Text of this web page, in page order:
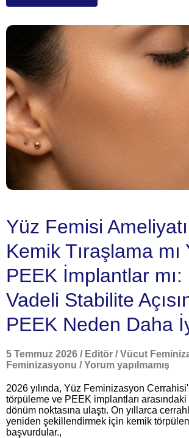
Yüz Femisi
Kemik Tıraşlama mı
PEEK İmplantlar mı:
Vadeli Stabilite
PEEK Neden Daha
5 Temmuz 2026 / Editör / Vücut
Feminizasyonu / Yorum yapılmamış
2026 yılında, Yüz Feminizasyon
törpüleme ve PEEK implantları arasındaki
dönüm noktasına ulaştı. On yıllarca
yeniden şekillendirmek için kemik
başvurdular.,